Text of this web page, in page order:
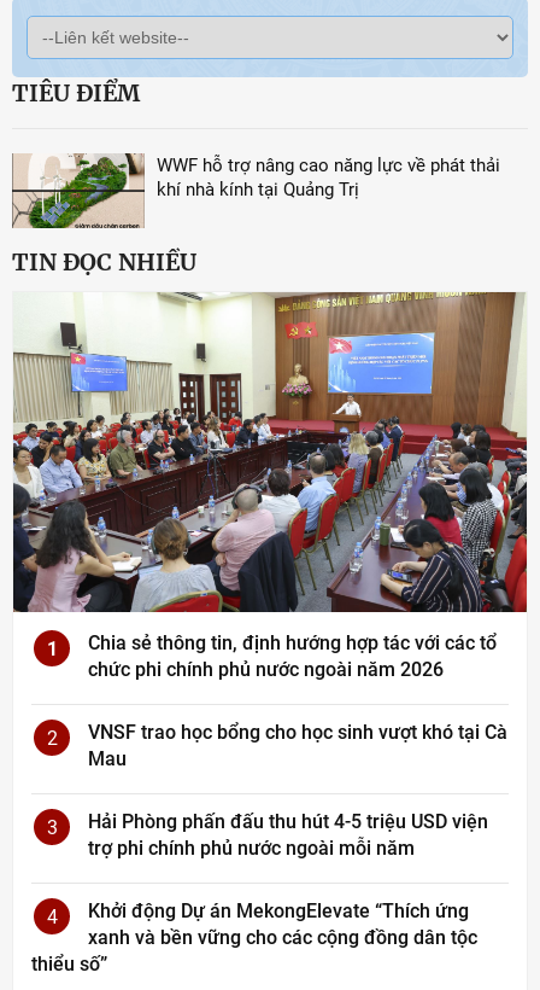
TIÊU ĐIỂM
WWF hỗ trợ nâng cao năng lực về phát thải
khí nhà kính tại Quảng Trị
TIN ĐỌC NHIỀU
1
Chia sẻ thông tin, định hướng hợp tác với các tổ
chức phi chính phủ nước ngoài năm 2026
2
VNSF trao học bổng cho học sinh vượt khó tại Cà
Mau
3
Hải Phòng phấn đấu thu hút 4-5 triệu USD viện
trợ phi chính phủ nước ngoài mỗi năm
4
Khởi động Dự án MekongElevate “Thích ứng
xanh và bền vững cho các cộng đồng dân tộc
thiểu số”